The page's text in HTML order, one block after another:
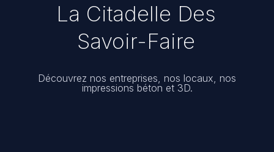
La Citadelle Des
Savoir-Faire
Découvrez nos entreprises, nos locaux, nos
impressions béton et 3D.